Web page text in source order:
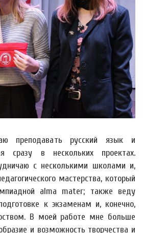
преподавать русский язык и
сразу в нескольких проектах.
с несколькими школами и,
мастерства, который
alma mater; также веду
к экзаменам и, конечно,
В моей работе мне больше
и возможность творчества и